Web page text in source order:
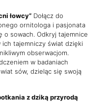
łowcy”Dołącz do
ornitologa i pasjonata
o sowach. Odkryj tajemnice
ich tajemniczy świat dzięki
obserwacjom.
w badaniach
sów, dzieląc się swoją
z dziką przyrodą